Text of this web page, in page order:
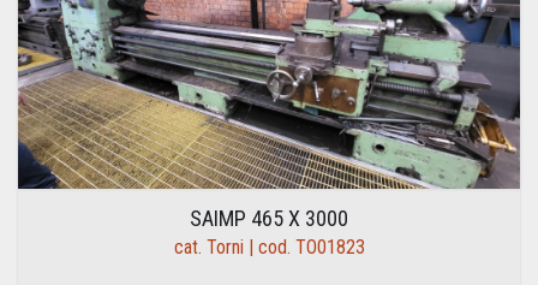
SAIMP 465 X 3000
cat. Torni | cod. TO01823